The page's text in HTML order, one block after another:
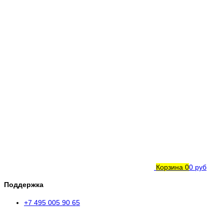
Корзина 00 руб
Поддержка
+7 495 005 90 65